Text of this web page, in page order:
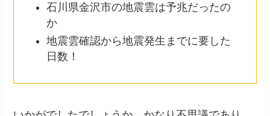
石川県金沢市の地震雲は予兆だったの
か
地震雲確認から地震発生までに要した
日数！